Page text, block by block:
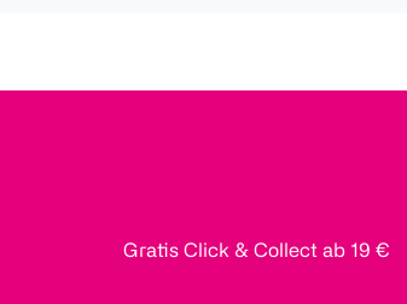
Gratis Click & Collect ab 19 €